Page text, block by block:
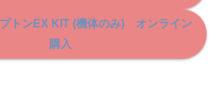
トンEX KIT (機体のみ) オンライン
購入